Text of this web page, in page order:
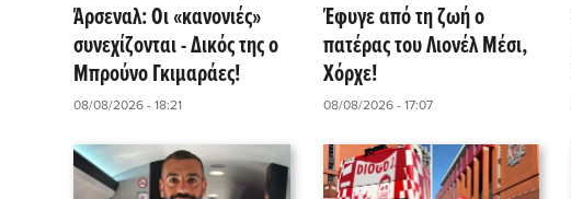
Άρσεναλ: Οι «κανονιές»
συνεχίζονται - Δικός της ο
Μπρούνο Γκιμαράες!
08/08/2026 - 18:21
Έφυγε από τη ζωή ο
πατέρας του Λιονέλ Μέσι,
Χόρχε!
08/08/2026 - 17:07